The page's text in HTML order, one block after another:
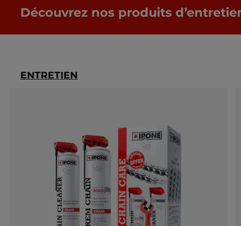
Découvrez nos produits
ENTRETIEN